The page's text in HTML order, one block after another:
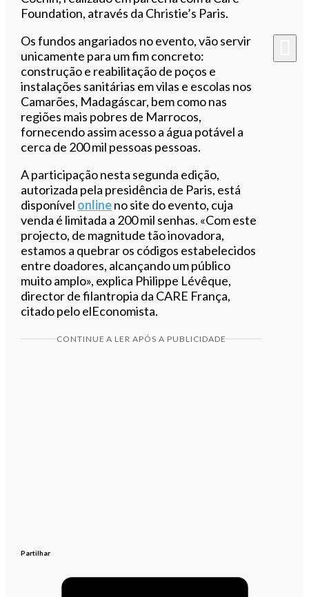
Foundation, através da Christie’s Paris.
Os fundos angariados no evento, vão servir
unicamente para um fim concreto:
construção e reabilitação de poços e
instalações sanitárias em vilas e escolas nos
Camarões, Madagáscar, bem como nas
regiões mais pobres de Marrocos,
fornecendo assim acesso a água potável a
cerca de 200 mil pessoas pessoas.
A participação nesta segunda edição,
autorizada pela presidência de Paris, está
disponível onlineno site do evento, cuja
venda é limitada a 200 mil senhas. «Com este
projecto, de magnitude tão inovadora,
estamos a quebrar os códigos estabelecidos
entre doadores, alcançando um público
muito amplo», explica Philippe Lévêque,
director de filantropia da CARE França,
citado pelo elEconomista.
CONTINUE A LER APÓS A PUBLICIDADE
Partilhar